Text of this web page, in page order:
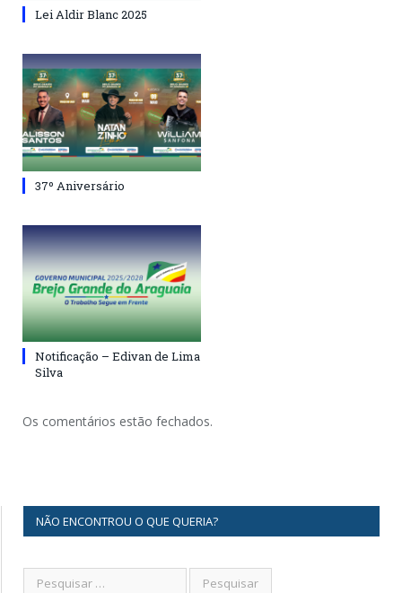
Lei Aldir Blanc 2025
37º Aniversário
Notificação – Edivan de Lima
Silva
Os comentários estão fechados.
NÃO ENCONTROU O QUE QUERIA?